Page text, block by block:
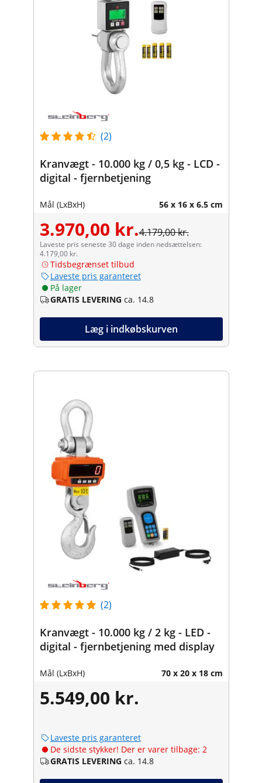
(2)
Kranvægt - 10.000 kg / 0,5 kg - LCD -
digital - fjernbetjening
Mål (LxBxH) 56 x 16 x 6.5 cm
3.970,00 kr.4.179,00 kr.
Laveste pris seneste 30 dage inden nedsættelsen:
4.179,00 kr.
Tidsbegrænset tilbud
Laveste pris garanteret
På lager
GRATIS LEVERING ca. 14.8
Læg i indkøbskurven
(2)
Kranvægt - 10.000 kg / 2 kg - LED -
digital - fjernbetjening med display
Mål (LxBxH) 70 x 20 x 18 cm
5.549,00 kr.
Laveste pris garanteret
De sidste stykker! Der er varer tilbage: 2
GRATIS LEVERING ca. 14.8